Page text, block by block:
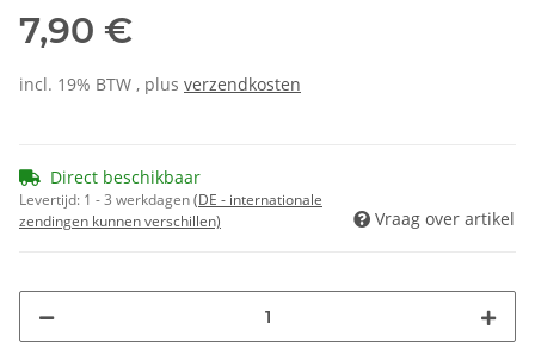
7,90 €
incl. 19% BTW , plus verzendkosten
Direct beschikbaar
Levertijd: 1 - 3 werkdagen(DE - internationale
zendingen kunnen verschillen)
Vraag over artikel